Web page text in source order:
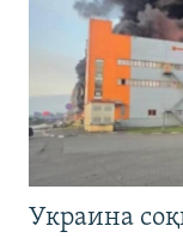
Украина